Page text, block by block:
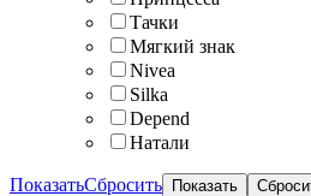
Тачки
Мягкий знак
Nivea
Silka
Depend
Натали
ПоказатьСбросить